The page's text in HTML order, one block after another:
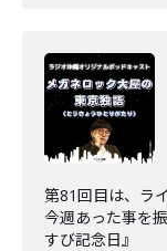
第81回目は、ラ
今週あった事を
すび記念日』